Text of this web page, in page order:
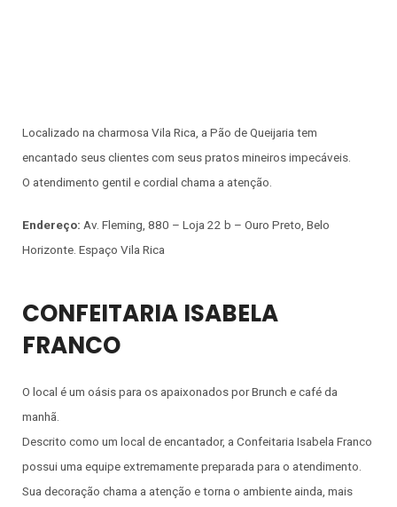
Localizado na charmosa Vila Rica, a Pão de Queijaria tem
encantado seus clientes com seus pratos mineiros impecáveis.
O atendimento gentil e cordial chama a atenção.
Endereço: Av. Fleming, 880 – Loja 22 b – Ouro Preto, Belo
Horizonte. Espaço Vila Rica
CONFEITARIA ISABELA
FRANCO
O local é um oásis para os apaixonados por Brunch e café da
manhã.
Descrito como um local de encantador, a Confeitaria Isabela Franco
possui uma equipe extremamente preparada para o atendimento.
Sua decoração chama a atenção e torna o ambiente ainda, mais